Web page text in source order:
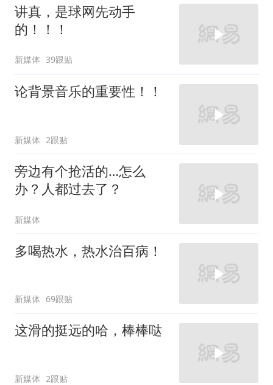
讲真，是球网先动手
的！！！
新媒体 39跟贴
论背景音乐的重要性！！
新媒体 2跟贴
旁边有个抢活的…怎么
办？人都过去了？
新媒体
多喝热水，热水治百病！
新媒体 69跟贴
这滑的挺远的哈，棒棒哒
新媒体 2跟贴